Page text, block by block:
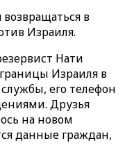
в
Израиля.
Нати
Израиля в
его телефон
Друзья
на новом
данные граждан,